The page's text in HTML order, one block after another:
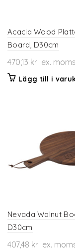
Acacia Wood
Board, D30cm
470,13 kr ex. moms
Lägg till i
Nevada Walnut
D30cm
407,48 kr ex.